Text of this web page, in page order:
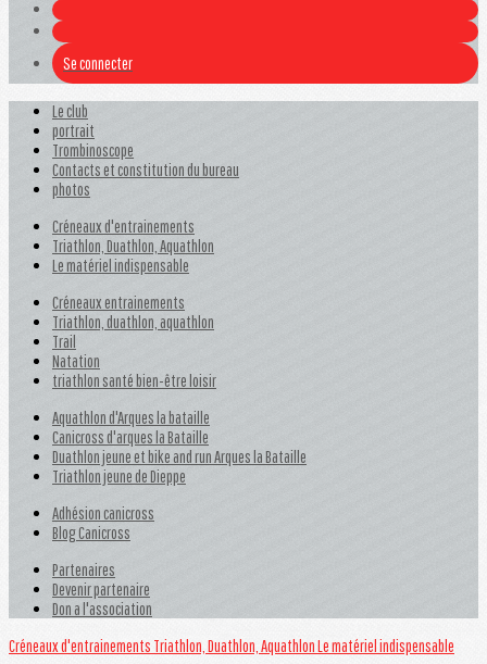
Se connecter
Le club
portrait
Trombinoscope
Contacts et constitution du bureau
photos
Créneaux d'entrainements
Triathlon, Duathlon, Aquathlon
Le matériel indispensable
Créneaux entrainements
Triathlon, duathlon, aquathlon
Trail
Natation
triathlon santé bien-être loisir
Aquathlon d'Arques la bataille
Canicross d'arques la Bataille
Duathlon jeune et bike and run Arques la Bataille
Triathlon jeune de Dieppe
Adhésion canicross
Blog Canicross
Partenaires
Devenir partenaire
Don a l'association
Créneaux d'entrainements Triathlon, Duathlon, AquathlonLe matériel indispensable